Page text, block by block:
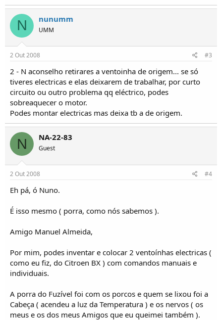
N nunumm
UMM
2 Out 2008 #3
2 - N aconselho retirares a ventoinha de origem... se só
tiveres electricas e elas deixarem de trabalhar, por curto
circuito ou outro problema qq eléctrico, podes
sobreaquecer o motor.
Podes montar electricas mas deixa tb a de origem.
N NA-22-83
Guest
2 Out 2008 #4
Eh pá, ó Nuno.
É isso mesmo ( porra, como nós sabemos ).
Amigo Manuel Almeida,
Por mim, podes inventar e colocar 2 ventoínhas electricas (
como eu fiz, do Citroen BX ) com comandos manuais e
individuais.
A porra do Fuzível foi com os porcos e quem se lixou foi a
Cabeça ( acendeu a luz da Temperatura ) e os nervos ( os
meus e os dos meus Amigos que eu queimei também ).